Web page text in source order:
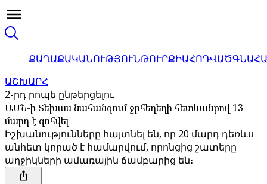
ՔԱՂԱՔԱԿԱՆՈՒԹՅՈՒՆԹՈՒՐՔԻԱՀՈԴՎԱԾ
ԱՇԽԱՐՀ
2-րդ րոպե ընթերցելու
ԱՄՆ-ի Տեխաս նահանգում ջրհեղեղի հետևանքով 13
մարդ է զոհվել
Իշխանությունները հայտնել են, որ 20 մարդ դեռևս
անհետ կորած է համարվում, որոնցից շատերը
աղջիկների ամառային ճամբարից են։